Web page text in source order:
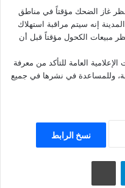
غاز الضحك مؤقتاً في مناطق
إنه سيتم مراقبة استهلاك
مبيعات الكحول مؤقتاً قبل أن
العامة للتأكد من معرفة
وللمساعدة في نشرها في جميع
نسخ الرابط
تيلقرام مشاركة عبر البريد